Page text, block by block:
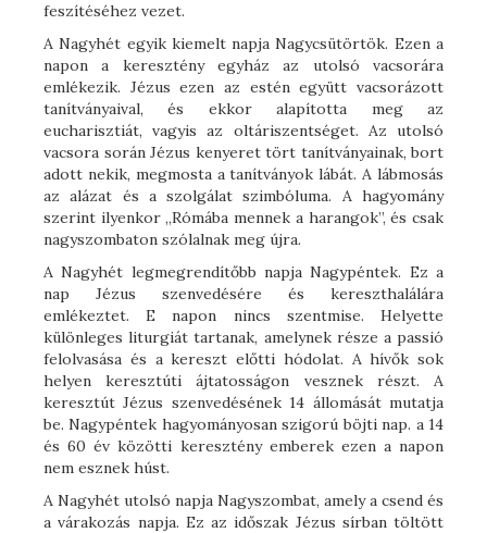
feszítéséhez vezet.
A Nagyhét egyik kiemelt napja Nagycsütörtök. Ezen a
napon a keresztény egyház az utolsó vacsorára
emlékezik. Jézus ezen az estén együtt vacsorázott
tanítványaival, és ekkor alapította meg az
eucharisztiát, vagyis az oltáriszentséget. Az utolsó
vacsora során Jézus kenyeret tört tanítványainak, bort
adott nekik, megmosta a tanítványok lábát. A lábmosás
az alázat és a szolgálat szimbóluma. A hagyomány
szerint ilyenkor „Rómába mennek a harangok”, és csak
nagyszombaton szólalnak meg újra.
A Nagyhét legmegrendítőbb napja Nagypéntek. Ez a
nap Jézus szenvedésére és kereszthalálára
emlékeztet. E napon nincs szentmise. Helyette
különleges liturgiát tartanak, amelynek része a passió
felolvasása és a kereszt előtti hódolat. A hívők sok
helyen keresztúti ájtatosságon vesznek részt. A
keresztút Jézus szenvedésének 14 állomását mutatja
be. Nagypéntek hagyományosan szigorú böjti nap. a 14
és 60 év közötti keresztény emberek ezen a napon
nem esznek húst.
A Nagyhét utolsó napja Nagyszombat, amely a csend és
a várakozás napja. Ez az időszak Jézus sírban töltött